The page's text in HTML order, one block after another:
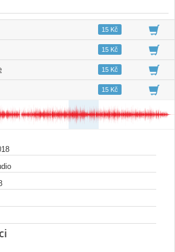
03:4015 Kč
03:5015 Kč
03:3815 Kč
04:1815 Kč